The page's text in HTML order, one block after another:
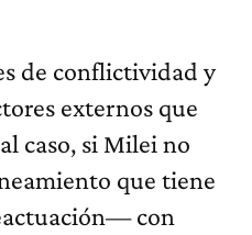
de conflictividad y
externos que
caso, si Milei no
que tiene
con